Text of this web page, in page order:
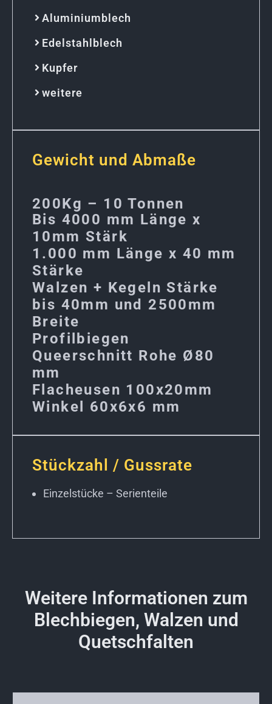
Aluminiumblech
Edelstahlblech
Kupfer
weitere
Gewicht und Abmaße
200Kg – 10 Tonnen
Bis 4000 mm Länge x
10mm Stärk
1.000 mm Länge x 40 mm
Stärke
Walzen + Kegeln Stärke
bis 40mm und 2500mm
Breite
Profilbiegen
Queerschnitt Rohe Ø80
mm
Flacheusen 100x20mm
Winkel 60x6x6 mm
Stückzahl / Gussrate
Einzelstücke – Serienteile
Weitere Informationen zum
Blechbiegen, Walzen und
Quetschfalten